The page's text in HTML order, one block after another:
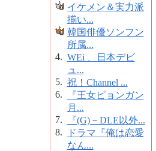
イケメン＆実力派
揃い...
韓国俳優ソンフン
所属...
4. WEi 、日本デビ
ュ...
5. 祝！Channel ...
6.
『王女ピョンガン
月...
7.
『(G)－DLE以外...
8.
ドラマ『俺は恋愛
なん...